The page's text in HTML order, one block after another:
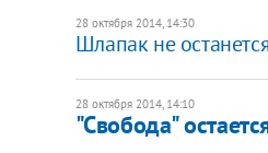
28 октября 2014, 14:30
Шлапак не
28 октября 2014, 14:10
"Свобода"